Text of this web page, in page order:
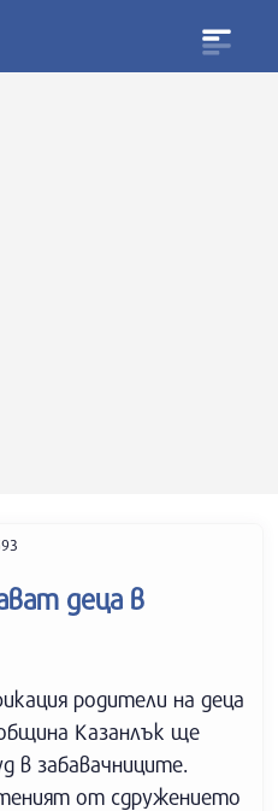
деца в
родители на деца
Казанлък ще
в забавачниците.
от сдружението